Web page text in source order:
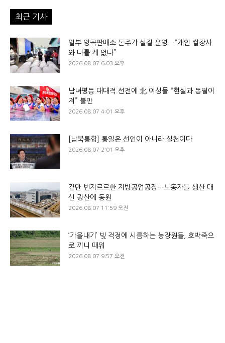
최근 기사
일부 양곡판매소 돈주가 실질 운영…“개인 쌀장사
와 다를 게 없다”
2026.08.07 6:03 오후
남녀평등 대대적 선전에 北 여성들 “현실과 동떨어
져” 불만
2026.08.07 4:01 오후
[남북통합] 통일은 선언이 아니라 실천이다
2026.08.07 2:01 오후
겉만 번지르르한 지방공업공장…노동자들 생산 대
신 광산에 동원
2026.08.07 11:59 오전
‘가을내기’ 빚 걱정에 시름하는 농장원들, 호박죽으
로 끼니 때워
2026.08.07 9:57 오전